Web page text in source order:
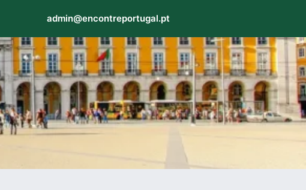
admin@encontreportugal.pt